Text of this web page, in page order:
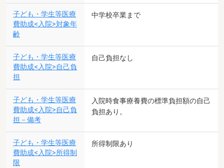
子ども・学生等医療
費助成<入院>対象年
齢
中学校卒業まで
子ども・学生等医療
費助成<入院>自己負
担
自己負担なし
子ども・学生等医療
費助成<入院>自己負
担－備考
入院時食事療養費の標準負担額の自己
負担あり。
子ども・学生等医療
費助成<入院>所得制
限
所得制限あり